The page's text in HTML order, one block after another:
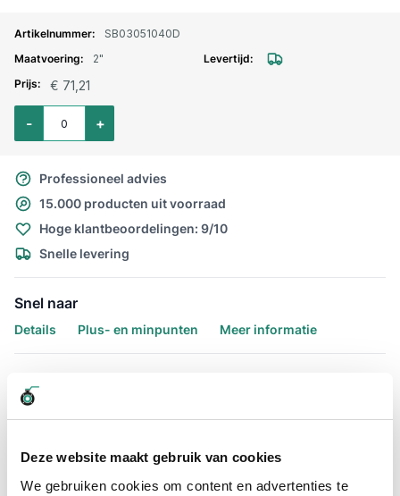
Deze website maakt gebruik van cookies
We gebruiken cookies om content en advertenties te
SB03051040D
2"
€ 71,21
Aantal voor Drinkwater kogelkraan mess. vernikkeld 2"
+
-
Professioneel advies
15.000 producten uit voorraad
Hoge klantbeoordelingen: 9/10
Snelle levering
Snel naar
Details Plus- en minpunten Meer informatie
Waarom de drinkwater kogelkraan
voor uw project